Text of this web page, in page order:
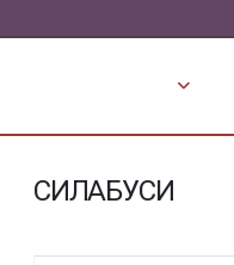
СИЛАБУСИ